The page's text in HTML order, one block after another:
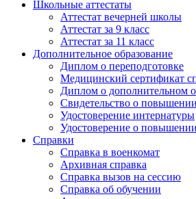
Школьные аттестаты
Аттестат вечерней школы
Аттестат за 9 класс
Аттестат за 11 класс
Дополнительное образование
Диплом о переподготовке
Медицинский сертификат
Диплом о дополнительном
Свидетельство о
Удостоверение интернатуры
Удостоверение о
Справки
Справка в военкомат
Архивная справка
Справка вызов на сессию
Справка об обучении